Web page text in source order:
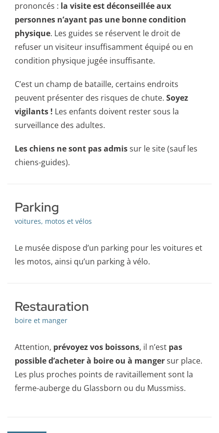
prononcés : la visite est déconseillée aux
personnes n’ayant pas une bonne condition
physique. Les guides se réservent le droit de
refuser un visiteur insuffisamment équipé ou en
condition physique jugée insuffisante.
C’est un champ de bataille, certains endroits
peuvent présenter des risques de chute. Soyez
vigilants ! Les enfants doivent rester sous la
surveillance des adultes.
Les chiens ne sont pas admissur le site (sauf les
chiens-guides).
Parking
voitures, motos et vélos
Le musée dispose d’un parking pour les voitures et
les motos, ainsi qu’un parking à vélo.
Restauration
boire et manger
Attention, prévoyez vos boissons, il n’est pas
possible d’acheter à boire ou à mangersur place.
Les plus proches points de ravitaillement sont la
ferme-auberge du Glassborn ou du Mussmiss.